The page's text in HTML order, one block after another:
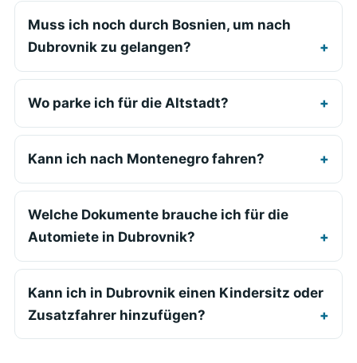
Muss ich noch durch Bosnien, um nach
Dubrovnik zu gelangen?
Wo parke ich für die Altstadt?
Kann ich nach Montenegro fahren?
Welche Dokumente brauche ich für die
Automiete in Dubrovnik?
Kann ich in Dubrovnik einen Kindersitz oder
Zusatzfahrer hinzufügen?